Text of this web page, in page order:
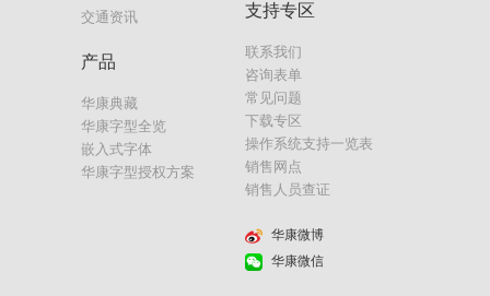
交通资讯
产品
华康典藏
华康字型全览
嵌入式字体
华康字型授权方案
支持专区
联系我们
咨询表单
常见问题
下载专区
操作系统支持一览表
销售网点
销售人员查证
华康微博
华康微信